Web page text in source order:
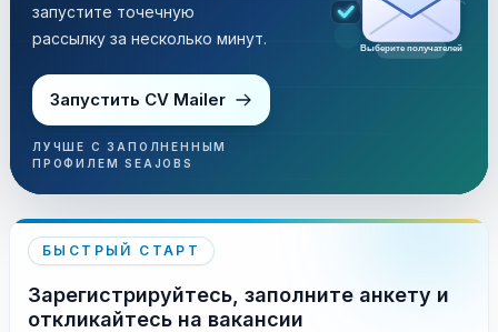
запустите точечную
рассылку за несколько минут.
Запустить CV Mailer
ЛУЧШЕ С ЗАПОЛНЕННЫМ
ПРОФИЛЕМ SEAJOBS
Выберите получателей
БЫСТРЫЙ СТАРТ
Зарегистрируйтесь, заполните анкету и
откликайтесь на вакансии